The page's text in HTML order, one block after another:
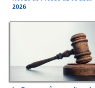
2026